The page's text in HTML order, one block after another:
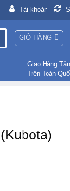
Tài khoản
GIỎ HÀNG
Giao Hàng
Trên Toàn